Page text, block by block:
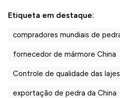
Etiqueta em destaque:
compradores mundiais de
fornecedor de mármore China
Controle de qualidade das lajes
exportação de pedra da China